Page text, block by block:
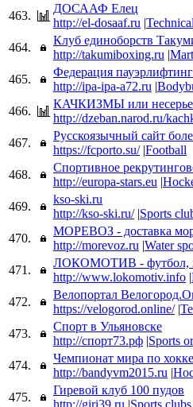
463.
ДОСААФ Елец
http://el-dosaaf.ru |
464.
Клуб единоборств
http://takumiboxing.ru |
465.
Федерация
http://ipa-ipa-a72.ru |
466.
КАЧКИЗМЫ или
http://dzeban.narod.ru/
467.
Русскоязычный сайт
https://fcporto.su/ |Football
468.
Спортивное
http://europa-stars.eu |
469.
kso-ski.ru
http://kso-ski.ru/ |Sports
470.
МОРЕВОЗ - доставка
http://morevoz.ru |Water
471.
ЛОКОМОТИВ - футбол,
http://www.lokomotiv.info |
472.
Велопортал
https://velogorod.online/ |
473.
Спорт в Ульяновске
http://спорт73.рф |Sports
474.
Чемпионат мира по
http://bandyvm2015.ru |
475.
Гиревой клуб 100 пудов
http://giri39.ru |Sports